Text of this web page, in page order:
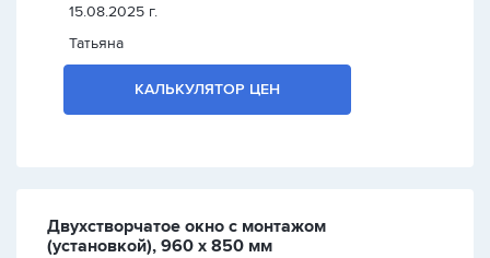
15.08.2025 г.
Татьяна
КАЛЬКУЛЯТОР ЦЕН
Двухстворчатое окно с монтажом
(установкой), 960 х 850 мм